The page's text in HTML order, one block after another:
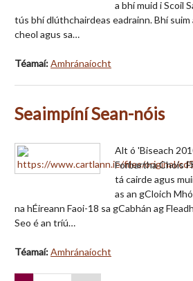
a bhí muid i Scoil
tús bhí dlúthchairdeas eadrainn. Bhí suim
cheol agus sa…
Téamaí:Amhránaíocht
Seaimpíní Sean-nóis
Alt ó 'Biseach
Forbartha Chois
tá cairde agus
as an gCloich
na hÉireann Faoi-18 sa gCabhán ag
Seo é an tríú…
Téamaí:Amhránaíocht